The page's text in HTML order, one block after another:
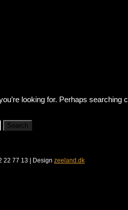
looking for. Perhaps searching
22 77 13 | Design zeeland.dk